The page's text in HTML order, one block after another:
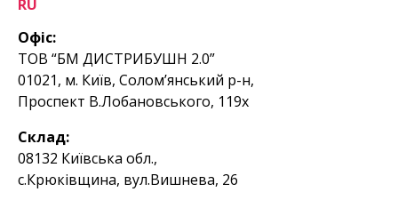
Офіс:
ТОВ “БМ ДИСТРИБУШН 2.0”
01021, м. Київ, Солом’янський р-н,
Проспект В.Лобановського, 119х
Склад:
08132 Київська обл.,
с.Крюківщина, вул.Вишнева, 26
RU